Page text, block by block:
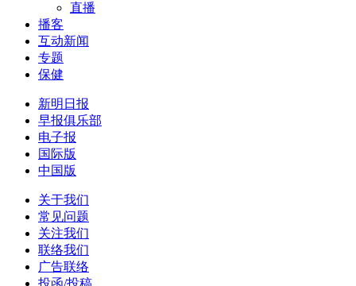
直播
播客
互动新闻
专题
保健
新明日报
早报俱乐部
电子报
国际版
中国版
关于我们
常见问题
关注我们
联络我们
广告联络